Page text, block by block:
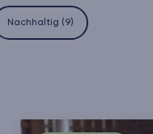
Nachhaltig (9)